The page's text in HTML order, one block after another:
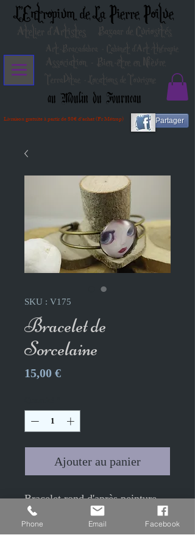
L'Entropium de La Pierre Poilue
Atelier d'Artistes Bazaar de Curiosités
au Moulin du Fourneau
Partager
Livraison gratuite à partir de 80€ d'achat (Fr Métrop)
Art-Bracadabra - Cabinet d'Art-thérapie
TerraVitae - Locations de Tourisme
Association - Bien-être en Nièvre
SKU : V175
Bracelet de
Sorcelaine
15,00 €Prix
Ajouter au panier
Bracelet rond d'après peinture
huile: Poupée de Sorcelaine
Phone Email Facebook